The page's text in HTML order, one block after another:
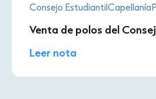
Consejo EstudiantilCapellanía
Venta de polos del
Leer nota